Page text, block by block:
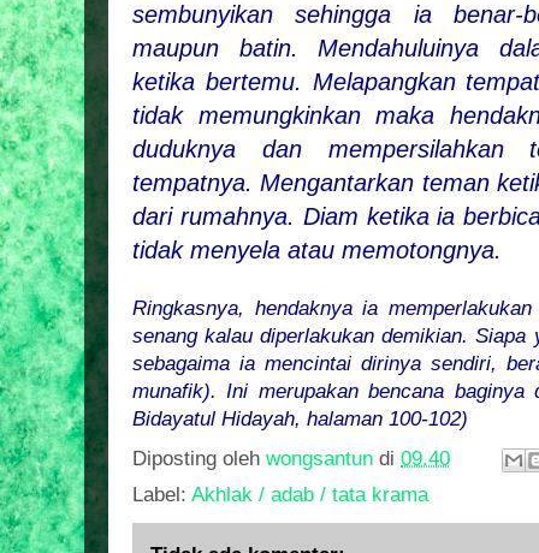
sembunyikan sehingga ia
maupun batin. Mendahuluinya
ketika bertemu. Melapangkan
tidak memungkinkan maka
duduknya dan
tempatnya. Mengantarkan teman
dari rumahnya. Diam ketika ia
tidak menyela atau memotongnya.
Ringkasnya, hendaknya ia
senang kalau diperlakukan demikian. Siapa
sebagaima ia mencintai dirinya sendiri,
munafik). Ini merupakan bencana
Bidayatul Hidayah, halaman 100-102)
Diposting oleh wongsantun di 09.40
Label: Akhlak / adab / tata krama